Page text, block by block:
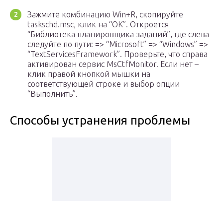
Зажмите комбинацию Win+R, скопируйте
taskschd.msc, клик на “ОК”. Откроется
“Библиотека планировщика заданий”, где слева
следуйте по пути: => “Microsoft” => “Windows” =>
“TextServicesFramework”. Проверьте, что справа
активирован сервис MsCtfMonitor. Если нет –
клик правой кнопкой мышки на
соответствующей строке и выбор опции
“Выполнить”.
Способы устранения проблемы